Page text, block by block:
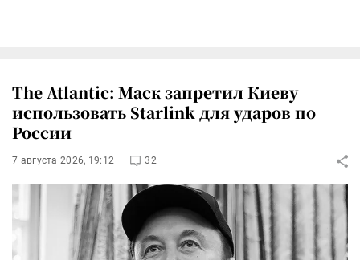
The Atlantic: Маск запретил Киеву
использовать Starlink для ударов по
России
7 августа 2026, 19:12 32